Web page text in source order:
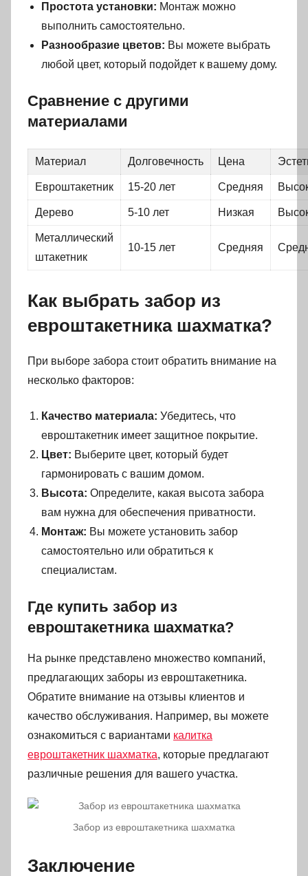
Простота установки: Монтаж можно
выполнить самостоятельно.
Разнообразие цветов: Вы можете выбрать
любой цвет, который подойдет к вашему дому.
Сравнение с другими
материалами
Материал Долговечность Цена
Евроштакетник 15-20 лет Средняя
Дерево 5-10 лет Низкая
Металлический
штакетник
10-15 лет Средняя
Как выбрать забор из
евроштакетника шахматка?
При выборе забора стоит обратить внимание на
несколько факторов:
Качество материала: Убедитесь, что
евроштакетник имеет защитное покрытие.
Цвет: Выберите цвет, который будет
гармонировать с вашим домом.
Высота: Определите, какая высота забора
вам нужна для обеспечения приватности.
Монтаж: Вы можете установить забор
самостоятельно или обратиться к
специалистам.
Где купить забор из
евроштакетника шахматка?
На рынке представлено множество компаний,
предлагающих заборы из евроштакетника.
Обратите внимание на отзывы клиентов и
качество обслуживания. Например, вы можете
ознакомиться с вариантами калитка
евроштакетник шахматка, которые предлагают
различные решения для вашего участка.
Забор из евроштакетника шахматка
Заключение